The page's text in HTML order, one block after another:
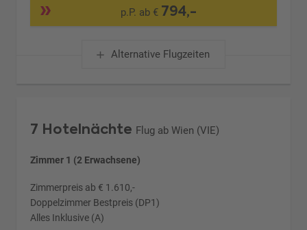
p.P. ab € 794,-
Alternative Flugzeiten
7 Hotelnächte Flug ab Wien (VIE)
Zimmer 1 (2 Erwachsene)
Zimmerpreis ab € 1.610,-
Doppelzimmer Bestpreis (DP1)
Alles Inklusive (A)